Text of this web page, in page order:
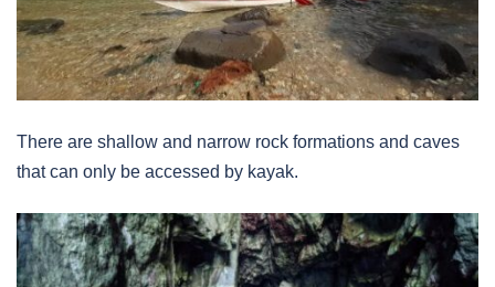
There are shallow and narrow rock formations and caves
that can only be accessed by kayak.